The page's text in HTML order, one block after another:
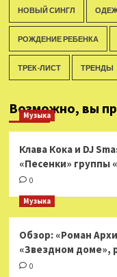
НОВЫЙ СИНГЛ
РОЖДЕНИЕ РЕБЕНКА
ТРЕК-ЛИСТ ТРЕНДЫ
Возможно, вы
Музыка
Клава Кока и DJ
«Песенки» группы
0
Музыка
Обзор: «Роман
«Звездном доме»,
0